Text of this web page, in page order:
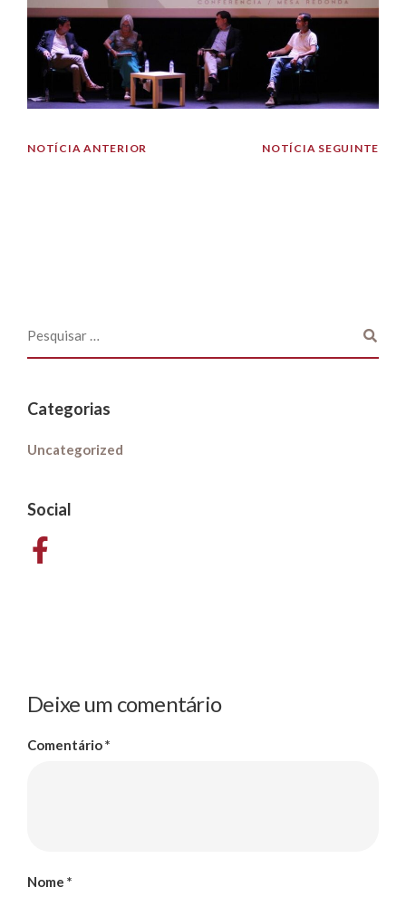
NOTÍCIA ANTERIOR NOTÍCIA SEGUINTE
Categorias
Uncategorized
Social
Deixe um comentário
Comentário*
Nome *